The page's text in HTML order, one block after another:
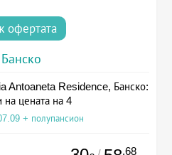
офертата
Банско
Antoaneta Residence, Банско:
на цената на 4
+ полупансион
.68